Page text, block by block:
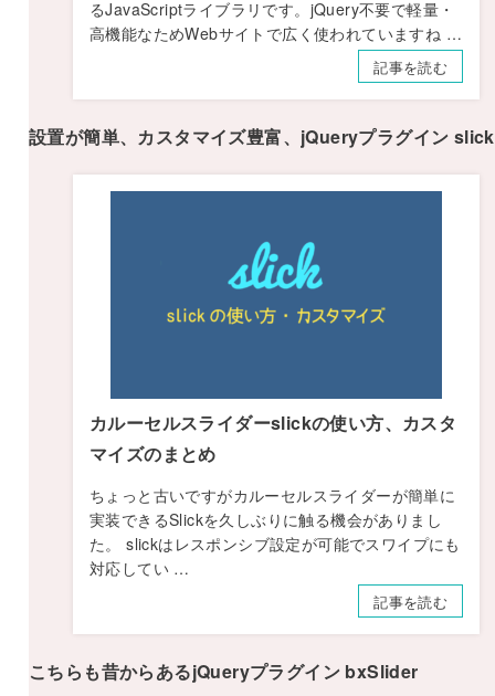
るJavaScriptライブラリです。jQuery不要で軽量・
高機能なためWebサイトで広く使われていますね …
記事を読む
設置が簡単、カスタマイズ豊富、jQueryプラグイン slick
カルーセルスライダーslickの使い方、カスタ
マイズのまとめ
ちょっと古いですがカルーセルスライダーが簡単に
実装できるSlickを久しぶりに触る機会がありまし
た。 slickはレスポンシブ設定が可能でスワイプにも
対応してい …
記事を読む
こちらも昔からあるjQueryプラグイン bxSlider